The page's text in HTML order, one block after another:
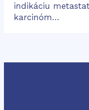
indikáciu
karcinóm…